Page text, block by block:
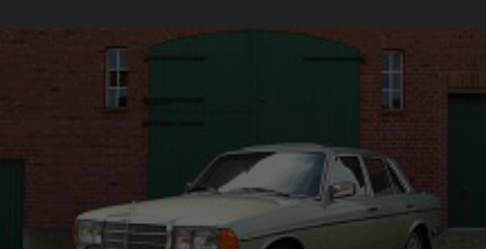
ENGLISH
0 1515 / 466 66 80